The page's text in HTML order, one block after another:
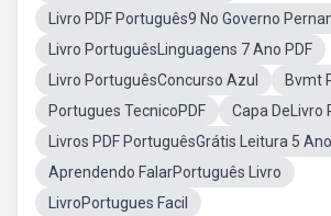
Livro PDF Português9 No Governo
Livro PortuguêsLinguagens 7 Ano PDF
Livro PortuguêsConcurso Azul
Bvmt
Portugues TecnicoPDF
Capa DeLivro
Livros PDF PortuguêsGrátis Leitura 5 Ano
Aprendendo FalarPortuguês Livro
LivroPortugues Facil